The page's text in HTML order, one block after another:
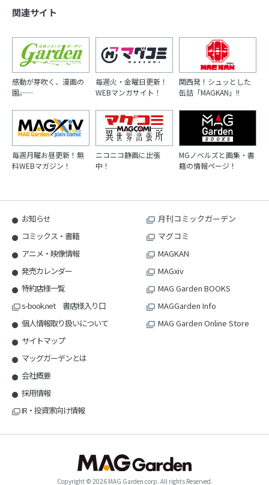
関連サイト
感動が芽吹く、漫画の
園――。
毎週火・金曜日更新！
WEBマンガサイト！
関西発！シュッとした
缶詰「MAGKAN」!!
毎週月曜お昼更新！無
料WEBマガジン！
ニコニコ静画に出張
中！
MGノベルズと画集・書
籍の情報ページ！
お知らせ
コミックス・書籍
アニメ・映像情報
発売カレンダー
特約店様一覧
s-book.net 書店様入り口
個人情報取り扱いについて
サイトマップ
マッグガーデンとは
会社概要
採用情報
IR・投資家向け情報
月刊コミックガーデン
マグコミ
MAGKAN
MAGxiv
MAG Garden BOOKS
MAGGarden Info
MAG Garden Online Store
Copyright © 2026 MAG Garden corp. All rights Reserved.